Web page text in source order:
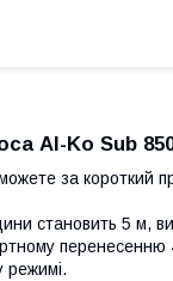
Al-Ko Sub
за короткий
становить 5 м,
перенесенню
режимі.